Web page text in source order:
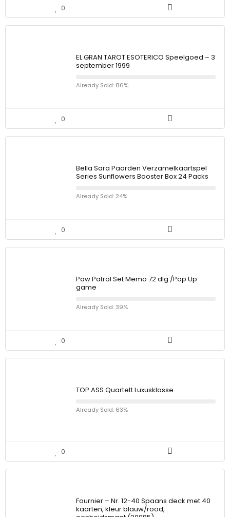
0
EL GRAN TAROT ESOTERICO Speelgoed – 3
september 1999
Already Sold: 86%
0
Bella Sara Paarden Verzamelkaartspel
Series Sunflowers Booster Box 24 Packs
Already Sold: 24%
0
Paw Patrol Set Memo 72 dlg /Pop Up
game
Already Sold: 39%
0
TOP ASS Quartett Luxusklasse
Already Sold: 63%
0
Fournier – Nr. 12-40 Spaans deck met 40
kaarten, kleur blauw/rood,